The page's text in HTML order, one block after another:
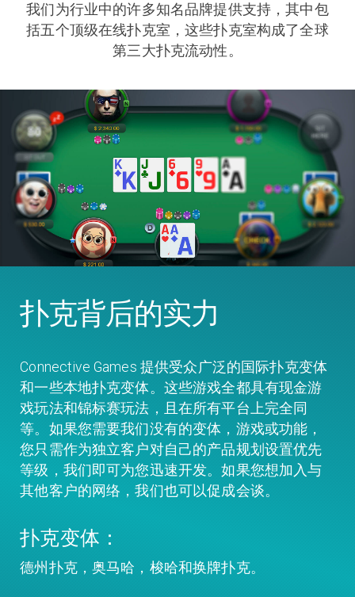
我们为行业中的许多知名品牌提供支持，其中包
括五个顶级在线扑克室，这些扑克室构成了全球
第三大扑克流动性。
扑克背后的实力
Connective Games 提供受众广泛的国际扑克变体
和一些本地扑克变体。这些游戏全都具有现金游
戏玩法和锦标赛玩法，且在所有平台上完全同
等。如果您需要我们没有的变体，游戏或功能，
您只需作为独立客户对自己的产品规划设置优先
等级，我们即可为您迅速开发。如果您想加入与
其他客户的网络，我们也可以促成会谈。
扑克变体：
德州扑克，奥马哈，梭哈和换牌扑克。